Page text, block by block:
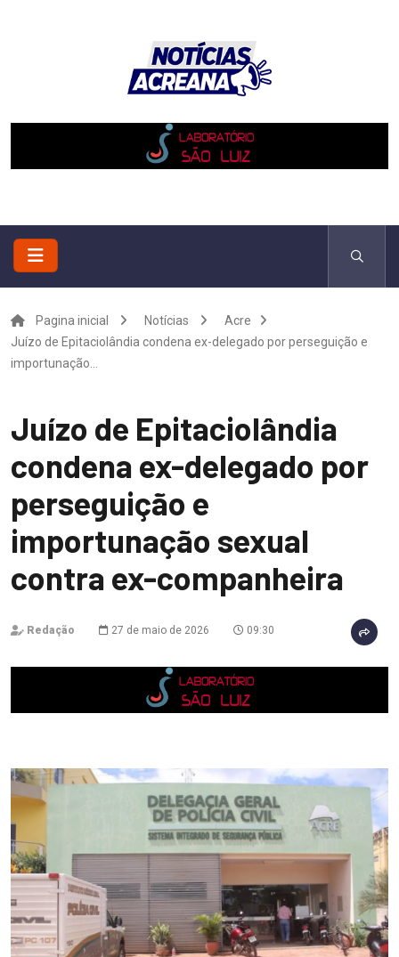
Pagina inicial Notícias
Acre
Juízo de Epitaciolândia condena ex-delegado por perseguição e
importunação...
Juízo de Epitaciolândia
condena ex-delegado por
perseguição e
importunação sexual
contra ex-companheira
Redação 27 de maio de 2026 09:30